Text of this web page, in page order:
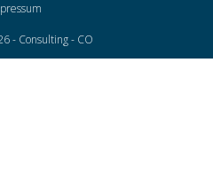
- Consulting - CO